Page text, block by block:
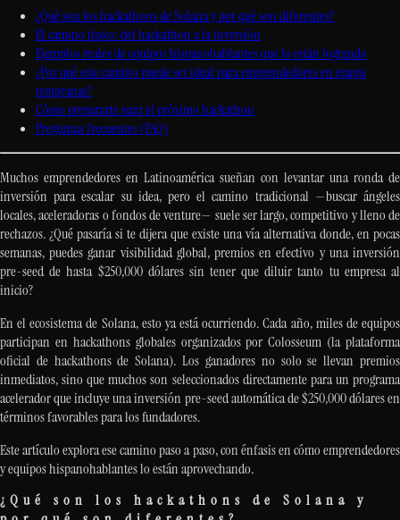
¿Qué son los hackathons de Solana y por qué son diferentes?
El camino típico: del hackathon a la inversión
Ejemplos reales de equipos hispanohablantes que lo están logrando
¿Por qué este camino puede ser ideal para emprendedores en etapas
tempranas?
Cómo prepararte para el próximo hackathon
Preguntas frecuentes (FAQ)
Muchos emprendedores en Latinoamérica sueñan con levantar una ronda de
inversión para escalar su idea, pero el camino tradicional —buscar ángeles
locales, aceleradoras o fondos de venture— suele ser largo, competitivo y lleno de
rechazos. ¿Qué pasaría si te dijera que existe una vía alternativa donde, en pocas
semanas, puedes ganar visibilidad global, premios en efectivo y una inversión
pre-seed de hasta $250,000 dólares sin tener que diluir tanto tu empresa al
inicio?
En el ecosistema de Solana, esto ya está ocurriendo. Cada año, miles de equipos
participan en hackathons globales organizados por Colosseum (la plataforma
oficial de hackathons de Solana). Los ganadores no solo se llevan premios
inmediatos, sino que muchos son seleccionados directamente para un programa
acelerador que incluye una inversión pre-seed automática de $250,000 dólares en
términos favorables para los fundadores.
Este artículo explora ese camino paso a paso, con énfasis en cómo emprendedores
y equipos hispanohablantes lo están aprovechando.
¿Qué son los hackathons de Solana y